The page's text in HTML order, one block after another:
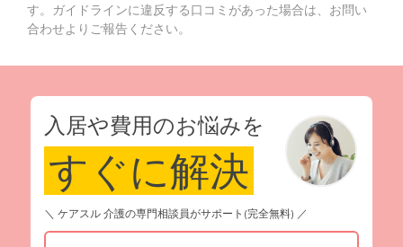
す。ガイドラインに違反する口コミがあった場合は、お問い
合わせよりご報告ください。
入居や費用のお悩みを
すぐに解決
＼ ケアスル 介護の専門相談員がサポート(完全無料) ／